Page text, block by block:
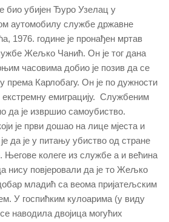
био убијен Ђуро Узелац у
аутомобилу службе државне
1976. године је пронађен мртав
Жељко Чанић. Он је тог дана
часовима добио је позив да се
према Карлобагу. Он је по дужности
екстремну емиграцију. Службеним
да је извршио самоубиство.
је први дошао на лице мјеста и
да је у питању убиство од стране
колеге из службе а и већина
нису повјеровали да је то Жељко
младић са веома пријатељским
У госпићким кулоарима (у виду
наводила двојица могућих